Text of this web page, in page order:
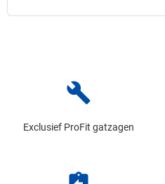
build
Exclusief ProFit gatzagen